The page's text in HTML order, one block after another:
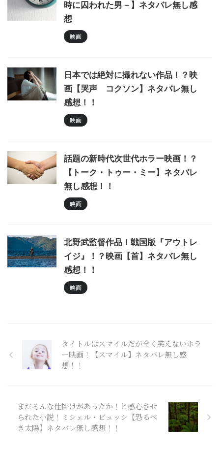
時に囚われた男－】ネタバレ無し感
想
映画
日本では絶対に撮れない作品！？映
画【哭声 コクソン】ネタバレ無し
感想！！
映画
話題の新時代次世代ホラー映画！？
【トーク・トゥー・ミー】ネタバレ
無し感想！！
映画
北野武監督作品！戦国版『アウトレ
イジ』！？映画【首】ネタバレ無し
感想！！
映画
タイトルはスマイルだが全く笑えないホラ
ー映画！【スマイル】ネタバレ無し感
想！！
まだそんな仕掛けがあったか！と感心させ
られた小説！ミシェル・ビュッシ【恐るべ
き太陽】ネタバレ無し感想！！